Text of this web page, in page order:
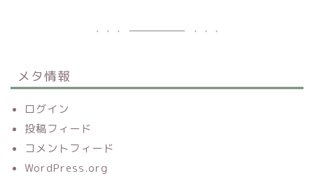
メタ情報
ログイン
投稿フィード
コメントフィード
WordPress.org